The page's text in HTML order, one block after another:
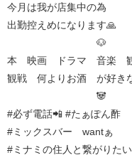
今月は我が店集中の為
出勤控えめになります🙏
🐶
本 映画 ドラマ 音楽
観戦 何よりお酒 が好き
🐼
#必ず電話📲 #たぁぽん酢
#ミックスバー wantぁ
#ミナミの住人と繋がりたい